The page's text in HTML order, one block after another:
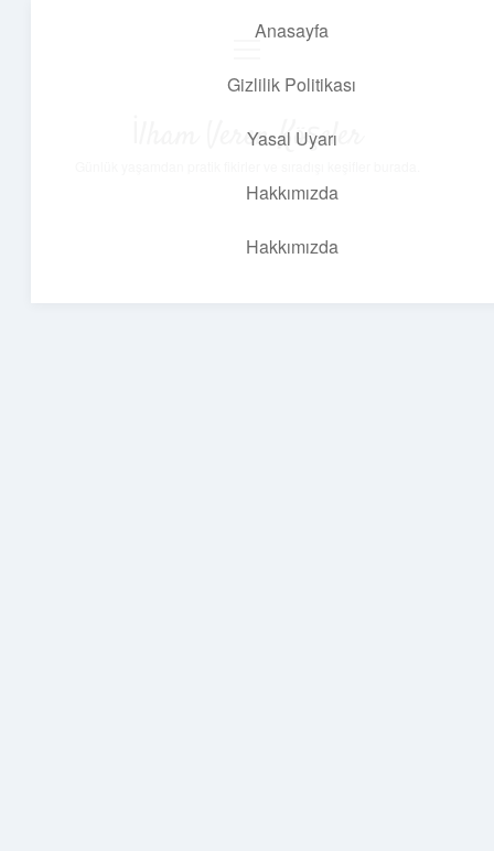
Anasayfa
Gizlilik Politikası
Yasal Uyarı
Hakkımızda
Hakkımızda
İlham Veren Köşeler